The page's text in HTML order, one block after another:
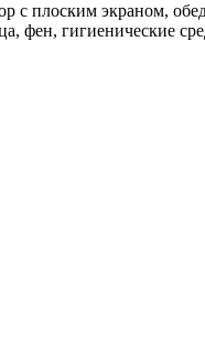
с плоским экраном,
фен, гигиенические